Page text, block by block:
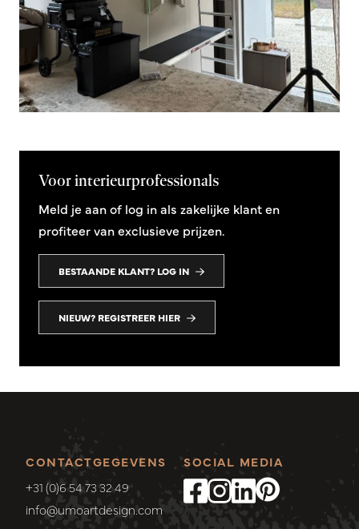
Voor interieurprofessionals
Meld je aan of log in als zakelijke klant en
profiteer van exclusieve prijzen.
BESTAANDE KLANT? LOG IN
NIEUW? REGISTREER HIER
CONTACTGEGEVENS
+31 (0)6 54 73 32 49
info@umoartdesign.com
SOCIAL MEDIA